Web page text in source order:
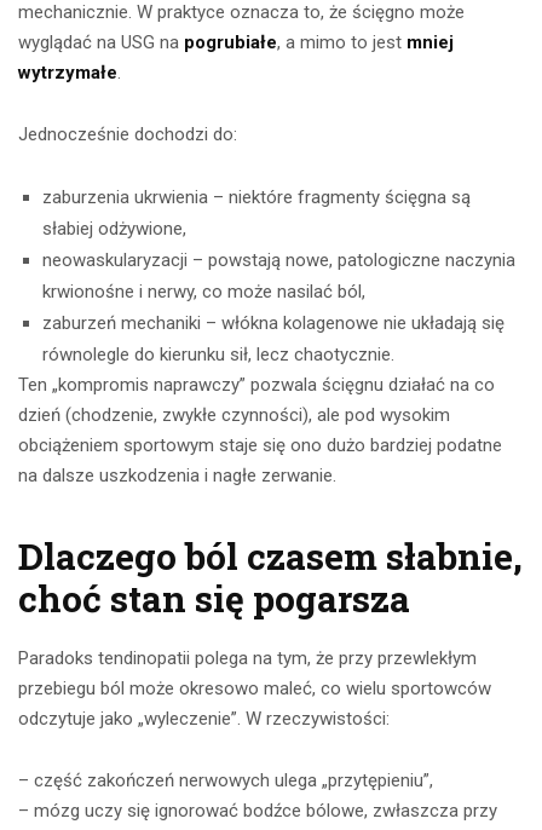
mechanicznie. W praktyce oznacza to, że ścięgno może
wyglądać na USG na pogrubiałe, a mimo to jest mniej
wytrzymałe.
Jednocześnie dochodzi do:
zaburzenia ukrwienia – niektóre fragmenty ścięgna są
słabiej odżywione,
neowaskularyzacji – powstają nowe, patologiczne naczynia
krwionośne i nerwy, co może nasilać ból,
zaburzeń mechaniki – włókna kolagenowe nie układają się
równolegle do kierunku sił, lecz chaotycznie.
Ten „kompromis naprawczy” pozwala ścięgnu działać na co
dzień (chodzenie, zwykłe czynności), ale pod wysokim
obciążeniem sportowym staje się ono dużo bardziej podatne
na dalsze uszkodzenia i nagłe zerwanie.
Dlaczego ból czasem słabnie,
choć stan się pogarsza
Paradoks tendinopatii polega na tym, że przy przewlekłym
przebiegu ból może okresowo maleć, co wielu sportowców
odczytuje jako „wyleczenie”. W rzeczywistości:
– część zakończeń nerwowych ulega „przytępieniu”,
– mózg uczy się ignorować bodźce bólowe, zwłaszcza przy